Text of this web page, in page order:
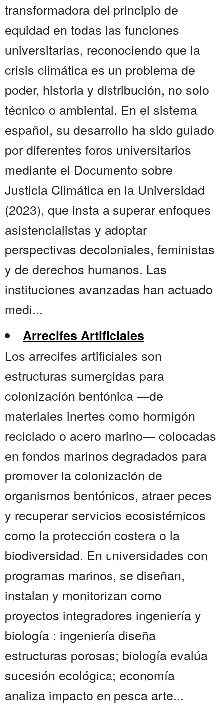
transformadora del principio de
equidad en todas las funciones
universitarias, reconociendo que la
crisis climática es un problema de
poder, historia y distribución, no solo
técnico o ambiental. En el sistema
español, su desarrollo ha sido guiado
por diferentes foros universitarios
mediante el Documento sobre
Justicia Climática en la Universidad
(2023), que insta a superar enfoques
asistencialistas y adoptar
perspectivas decoloniales, feministas
y de derechos humanos. Las
instituciones avanzadas han actuado
medi...
Arrecifes Artificiales
Los arrecifes artificiales son
estructuras sumergidas para
colonización bentónica —de
materiales inertes como hormigón
reciclado o acero marino— colocadas
en fondos marinos degradados para
promover la colonización de
organismos bentónicos, atraer peces
y recuperar servicios ecosistémicos
como la protección costera o la
biodiversidad. En universidades con
programas marinos, se diseñan,
instalan y monitorizan como
proyectos integradores ingeniería y
biología : ingeniería diseña
estructuras porosas; biología evalúa
sucesión ecológica; economía
analiza impacto en pesca arte...